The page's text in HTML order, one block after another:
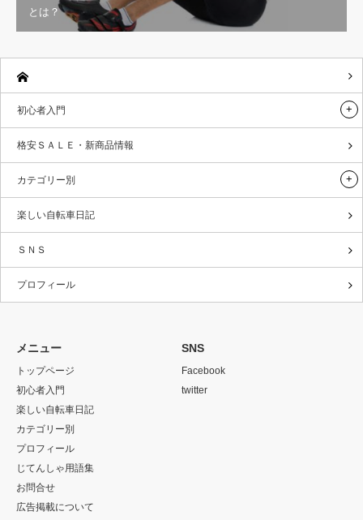
とは？
初心者入門
格安ＳＡＬＥ・新商品情報
カテゴリー別
楽しい自転車日記
ＳＮＳ
プロフィール
メニュー
トップページ
初心者入門
楽しい自転車日記
カテゴリー別
プロフィール
じてんしゃ用語集
お問合せ
広告掲載について
SNS
Facebook
twitter